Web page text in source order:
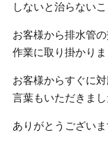
しないと治らない
お客様から排水管
作業に取り掛かりま
お客様からすぐに
言葉もいただきまし
ありがとうございま